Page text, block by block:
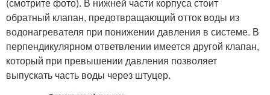
обратный клапан, предотвращающий отток воды из
водонагревателя при понижении давления в системе. В
перпендикулярном ответвлении имеется другой клапан,
который при превышении давления позволяет
выпускать часть воды через штуцер.